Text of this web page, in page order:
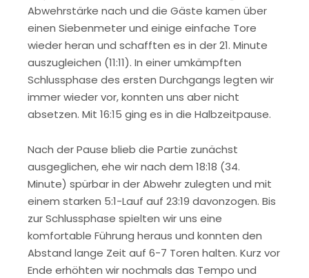
Abwehrstärke nach und die Gäste kamen über
einen Siebenmeter und einige einfache Tore
wieder heran und schafften es in der 21. Minute
auszugleichen (11:11). In einer umkämpften
Schlussphase des ersten Durchgangs legten wir
immer wieder vor, konnten uns aber nicht
absetzen. Mit 16:15 ging es in die Halbzeitpause.
Nach der Pause blieb die Partie zunächst
ausgeglichen, ehe wir nach dem 18:18 (34.
Minute) spürbar in der Abwehr zulegten und mit
einem starken 5:1-Lauf auf 23:19 davonzogen. Bis
zur Schlussphase spielten wir uns eine
komfortable Führung heraus und konnten den
Abstand lange Zeit auf 6-7 Toren halten. Kurz vor
Ende erhöhten wir nochmals das Tempo und